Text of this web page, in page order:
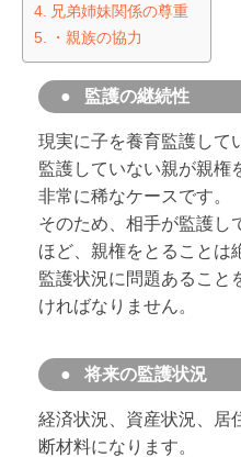
兄弟姉妹関係の尊重
・親族の協力
監護の継続性
現実に子を養育監護して
監護していない親が親権
非常に稀なケースです。
そのため、相手が監護し
ほど、親権をとることは
監護状況に問題あること
ければなりません。
将来の監護状況
経済状況、資産状況、居
断材料になります。